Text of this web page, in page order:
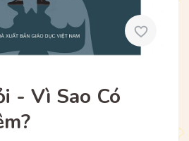
- Vì Sao Có